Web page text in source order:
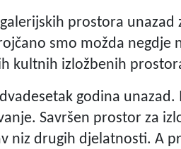
prostora
smo možda negdje
kultnih izložbenih
godina
Savršen prostor za
niz drugih djelatnosti. A